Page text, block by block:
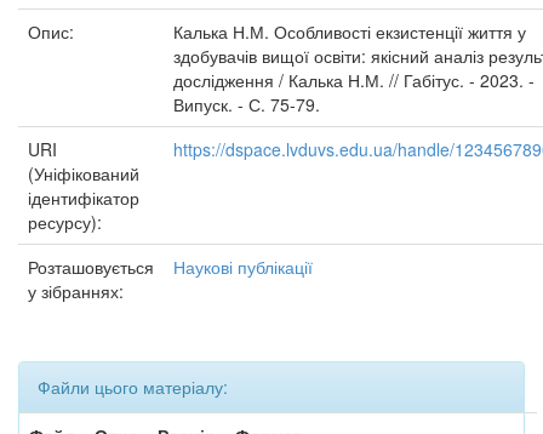
Опис:
Калька Н.М. Особливості екзистенції життя у
здобувачів вищої освіти: якісний аналіз
дослідження / Калька Н.М. // Габітус. - 2023. -
Випуск. - С. 75-79.
URI
(Уніфікований
ідентифікатор
ресурсу):
https://dspace.lvduvs.edu.ua/handle/
Розташовується
у зібраннях:
Наукові публікації
Файли цього матеріалу: